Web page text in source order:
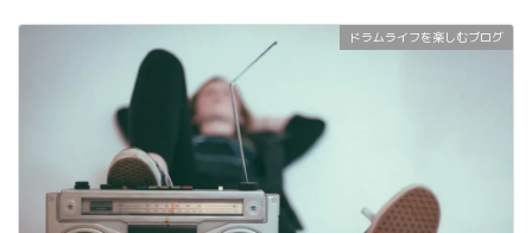
ドラムライフを楽しむブログ